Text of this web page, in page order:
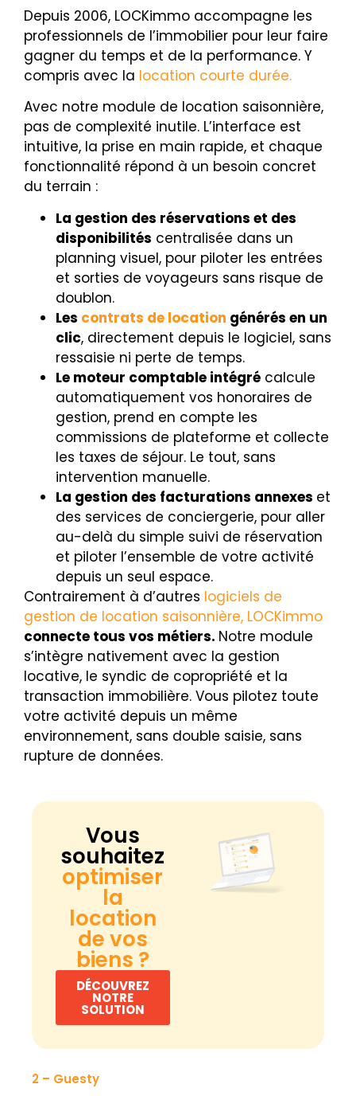
Depuis 2006, LOCKimmo accompagne les
professionnels de l’immobilier pour leur faire
gagner du temps et de la performance. Y
compris avec la location courte durée.
Avec notre module de location saisonnière,
pas de complexité inutile. L’interface est
intuitive, la prise en main rapide, et chaque
fonctionnalité répond à un besoin concret
du terrain :
La gestion des réservations et des
disponibilités centralisée dans un
planning visuel, pour piloter les entrées
et sorties de voyageurs sans risque de
doublon.
Les contrats de location générés en un
clic, directement depuis le logiciel, sans
ressaisie ni perte de temps.
Le moteur comptable intégré calcule
automatiquement vos honoraires de
gestion, prend en compte les
commissions de plateforme et collecte
les taxes de séjour. Le tout, sans
intervention manuelle.
La gestion des facturations annexes et
des services de conciergerie, pour aller
au-delà du simple suivi de réservation
et piloter l’ensemble de votre activité
depuis un seul espace.
Contrairement à d’autres logiciels de
gestion de location saisonnière, LOCKimmo
connecte tous vos métiers. Notre module
s’intègre nativement avec la gestion
locative, le syndic de copropriété et la
transaction immobilière. Vous pilotez toute
votre activité depuis un même
environnement, sans double saisie, sans
rupture de données.
Vous
souhaitez
optimiser
la
location
de vos
biens ?
DÉCOUVREZ
NOTRE
SOLUTION
2 – Guesty